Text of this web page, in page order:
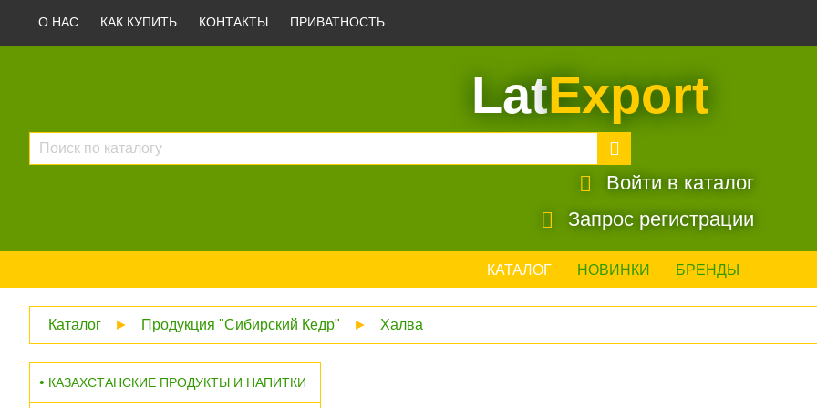
О НАС КАК КУПИТЬ КОНТАКТЫ ПРИВАТНОСТЬ
LatExport
Войти в каталог
Запрос регистрации
КАТАЛОГ НОВИНКИ БРЕНДЫ
Каталог ► Продукция "Сибирский Кедр" ► Халва
КАЗАХСТАНСКИЕ ПРОДУКТЫ И НАПИТКИ